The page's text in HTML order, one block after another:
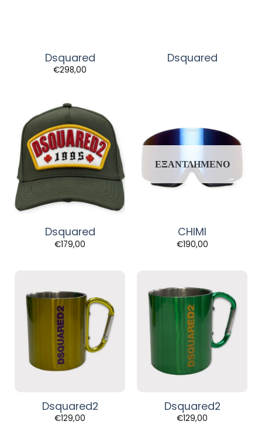
Dsquared
€298,00
Dsquared
Dsquared
€179,00
ΕΞΑΝΤΛΗΜΈΝΟ
CHIMI
€190,00
Dsquared2
€129,00
Dsquared2
€129,00